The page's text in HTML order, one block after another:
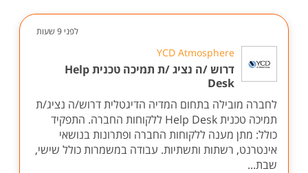
לפני 9 שעות
YCD Atmosphere
דרוש /ה נציג /ת תמיכה טכנית Help
Desk
לחברה מובילה בתחום המדיה הדיגטלית דרוש/ה נציג/ת
תמיכה טכנית Help Desk ללקוחות החברה. התפקיד
כולל: מתן מענה ללקוחות החברה ופתרונות בנושאי
אינטרנט, רשתות ותשתיות. עבודה במשמרות כולל שישי,
שבת...